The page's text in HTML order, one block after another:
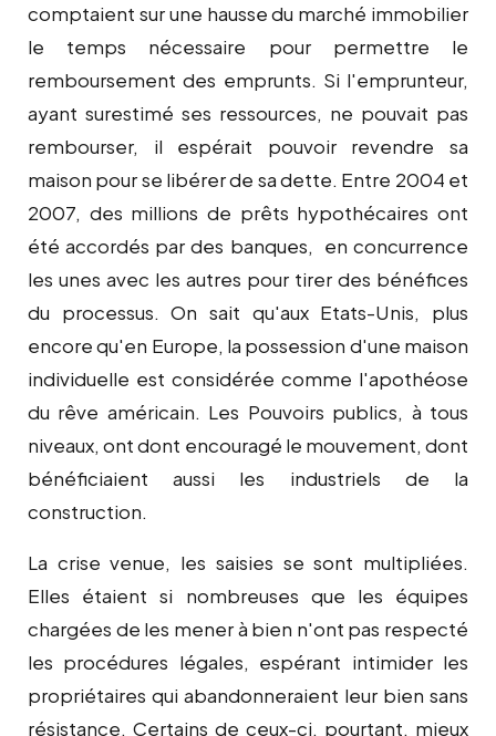
comptaient sur une hausse du marché immobilier
le temps nécessaire pour permettre le
remboursement des emprunts. Si l'emprunteur,
ayant surestimé ses ressources, ne pouvait pas
rembourser, il espérait pouvoir revendre sa
maison pour se libérer de sa dette. Entre 2004 et
2007, des millions de prêts hypothécaires ont
été accordés par des banques, en concurrence
les unes avec les autres pour tirer des bénéfices
du processus. On sait qu'aux Etats-Unis, plus
encore qu'en Europe, la possession d'une maison
individuelle est considérée comme l'apothéose
du rêve américain. Les Pouvoirs publics, à tous
niveaux, ont dont encouragé le mouvement, dont
bénéficiaient aussi les industriels de la
construction.
La crise venue, les saisies se sont multipliées.
Elles étaient si nombreuses que les équipes
chargées de les mener à bien n'ont pas respecté
les procédures légales, espérant intimider les
propriétaires qui abandonneraient leur bien sans
résistance. Certains de ceux-ci, pourtant, mieux